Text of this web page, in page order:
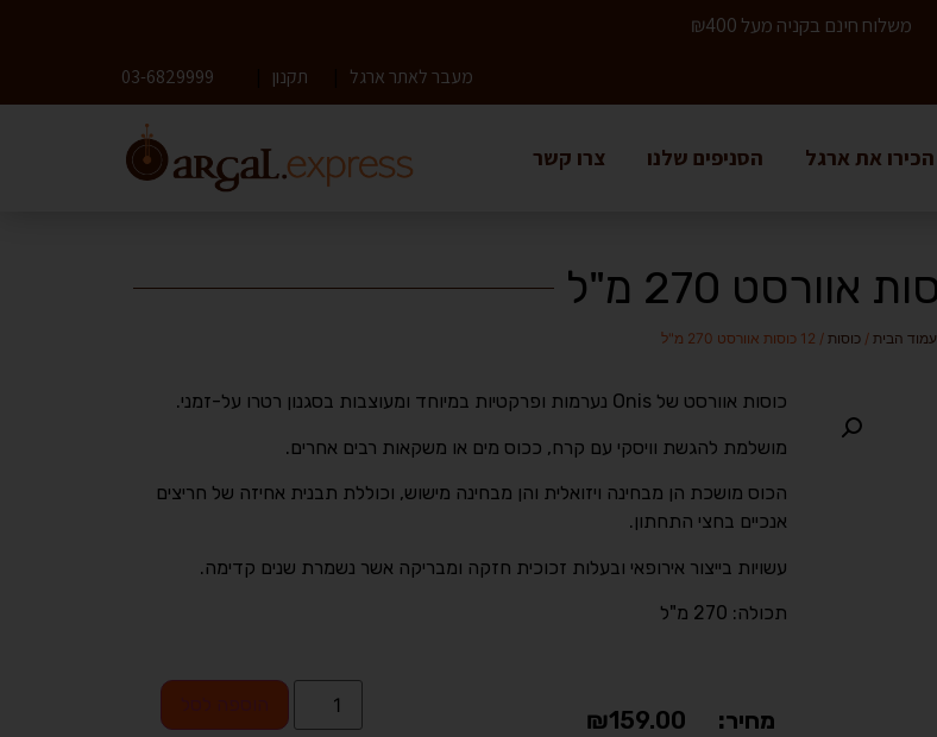
משלוח חינם בקניה מעל ₪400
מעבר לאתר ארגל תקנון 03-6829999
הכירו את ארגל הסניפים שלנו צרו קשר
עמוד הבית / כוסות / 12 כוסות אוורסט 270 מ"ל
כוסות אוורסט של Onis נערמות ופרקטיות במיוחד ומעוצבות בסגנון רטרו על-זמני.
מושלמת להגשת וויסקי עם קרח, ככוס מים או משקאות רבים אחרים.
הכוס מושכת הן מבחינה ויזואלית והן מבחינה מישוש, וכוללת תבנית אחיזה של חריצים
אנכיים בחצי התחתון.
עשויות בייצור אירופאי ובעלות זכוכית חזקה ומבריקה אשר נשמרת שנים קדימה.
תכולה: 270 מ"ל
מחיר: ₪159.00